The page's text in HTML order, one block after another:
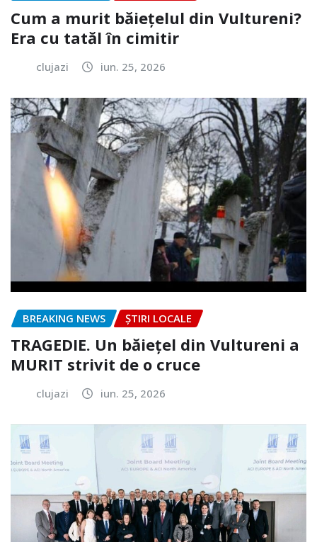
Cum a murit băiețelul din Vultureni?
Era cu tatăl în cimitir
clujazi iun. 25, 2026
BREAKING NEWS ȘTIRI LOCALE
TRAGEDIE. Un băiețel din Vultureni a
MURIT strivit de o cruce
clujazi iun. 25, 2026